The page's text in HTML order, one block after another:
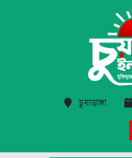
চুয়াডাঙ্গা